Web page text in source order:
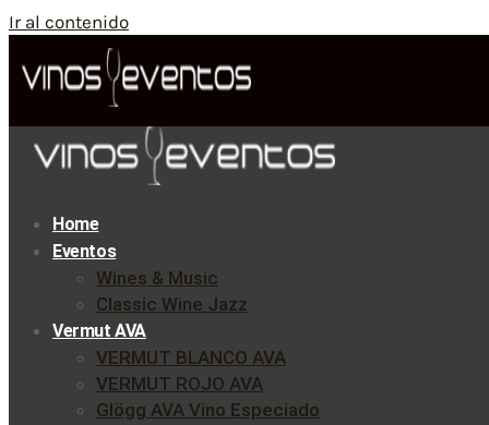
Ir al contenido
Home
Eventos
Wines & Music
Classic Wine Jazz
Vermut AVA
VERMUT BLANCO AVA
VERMUT ROJO AVA
Glögg AVA Vino Especiado